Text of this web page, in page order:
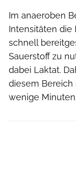
Im anaeroben
Intensitäten die
schnell
Sauerstoff zu
dabei Laktat.
diesem
wenige